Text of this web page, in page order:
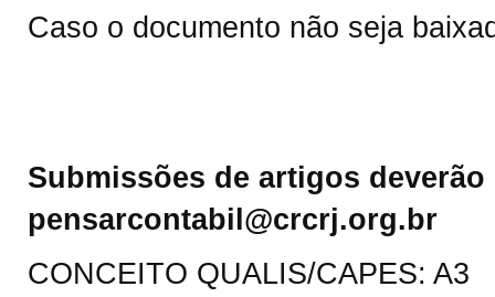
Caso o documento não seja
Submissões de artigos
pensarcontabil@crcrj.org.br
CONCEITO QUALIS/CAPES: A3